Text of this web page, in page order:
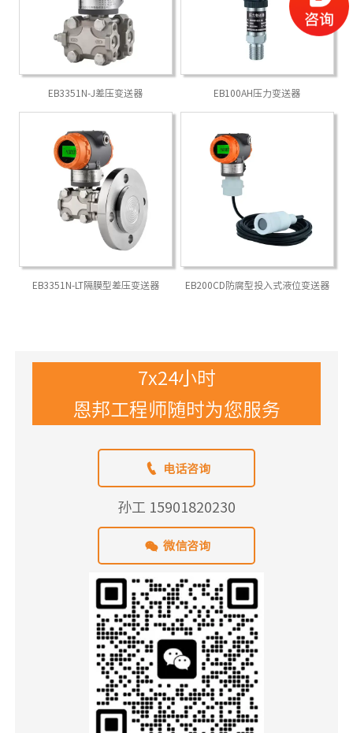
EB3351N-J差压变送器 EB100AH压力变送器
EB3351N-LT隔膜型差压变送器 EB200CD防腐型投入式液位变送器
7x24小时
恩邦工程师随时为您服务
 电话咨询
孙工 15901820230
 微信咨询